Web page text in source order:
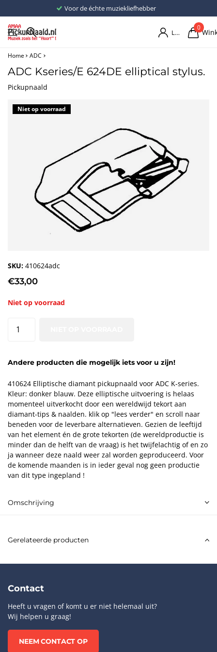
Voor de échte muziekliefhebber
Login
0
Home ADC
ADC Kseries/E 624DE elliptical stylus.
Pickupnaald
Niet op voorraad
SKU: 410624adc
€33,00
Niet op voorraad
Andere producten die mogelijk iets voor u zijn!
410624 Elliptische diamant pickupnaald voor ADC K-series.
Kleur: donker blauw. Deze elliptische uitvoering is helaas
momenteel uitverkocht door een wereldwijd tekort aan
diamant-tips & naalden. klik op "lees verder" en scroll naar
beneden voor de leverbare alternatieven. Gezien de leeftijd
van het element én de grote tekorten (de wereldproductie is
minder dan de helft van de vraag) is het twijfelachtig of en zo
ja wanneer deze naald weer zal worden geproduceerd. Voor
de komende maanden is in ieder geval nog geen productie
van dit type ingepland !
Omschrijving
Gerelateerde producten
Contact
Heeft u vragen of komt u er niet helemaal uit?
Wij helpen u graag!
NEEM CONTACT OP